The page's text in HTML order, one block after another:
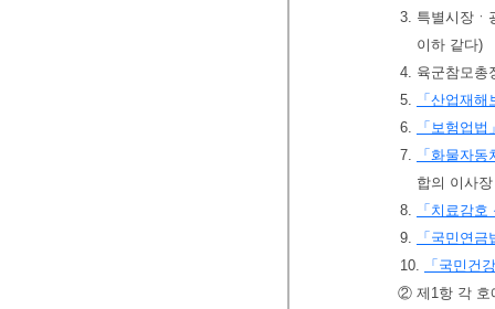
3. 특별시장ㆍ
이하 같다)
4. 육군참모총
5.
「산업재
6.
「보험업법
7.
「화물자
합의 이사장
8.
「치료감
9.
「국민연금
10.
「국민건
② 제1항 각 호